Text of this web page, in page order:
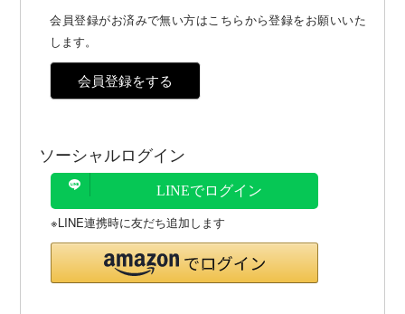
会員登録がお済みで無い方はこちらから登録をお願いいた
します。
会員登録をする
ソーシャルログイン
LINEでログイン
※LINE連携時に友だち追加します